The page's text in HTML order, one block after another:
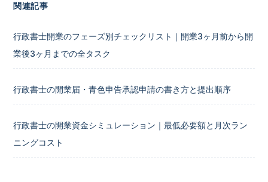
関連記事
行政書士開業のフェーズ別チェックリスト｜開業3ヶ月前から開
業後3ヶ月までの全タスク
行政書士の開業届・青色申告承認申請の書き方と提出順序
行政書士の開業資金シミュレーション｜最低必要額と月次ラン
ニングコスト